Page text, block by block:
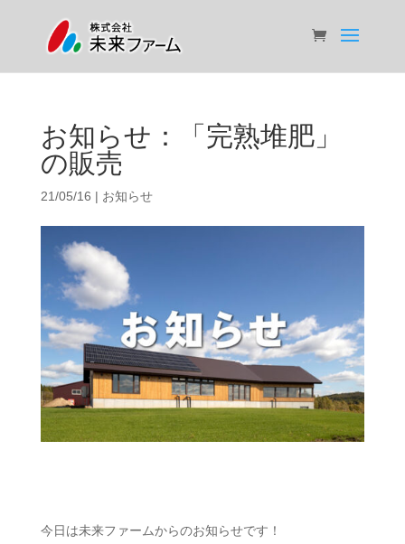
お知らせ：「完熟堆肥」
の販売
21/05/16 | お知らせ
今日は未来ファームからのお知らせです！